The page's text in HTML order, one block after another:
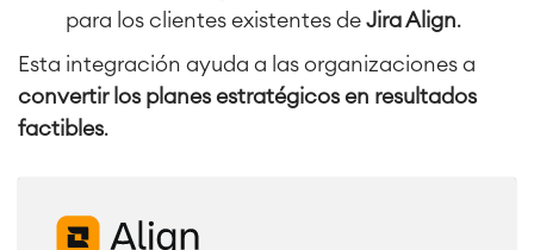
para los clientes existentes de Jira Align.
Esta integración ayuda a las organizaciones a
convertir los planes estratégicos en resultados
factibles.